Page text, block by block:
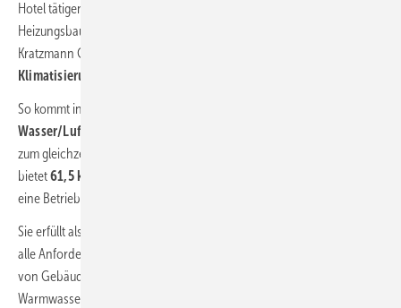
Hotel tätigen Energieeffizienzexperten Stephan Goedeke und dem
Heizungsbauer des Strandhotels, Andreas Kratzmann von der G.
Kratzmann GmbH, ein
Klimatisierungslösungen.
So kommt in den öffentlichen Gastbereichen im Erdgeschoss nun die
Wasser/Luft-Wärmepumpe
zum gleichzeitigen Heizen und Kühlen zum Einsatz. Die Daikin-Lösung
bietet61,5 kW Kälteleistung
eine Betriebsfläche von etwa 450 bis 500 m
Sie erfüllt als Komplettlösung mit integrierter Wärmerückgewinnung
alle Anforderungen an eine
von Gebäuden: Akkurate Temperaturregelung, Lüftung,
Warmwassererzeugung, die Integration von Lüftungsgeräten und auf